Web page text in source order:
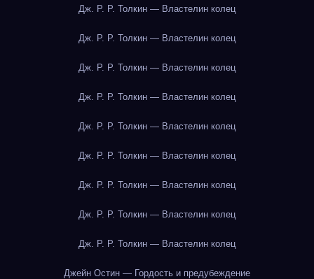
Дж. Р. Р. Толкин — Властелин колец
Дж. Р. Р. Толкин — Властелин колец
Дж. Р. Р. Толкин — Властелин колец
Дж. Р. Р. Толкин — Властелин колец
Дж. Р. Р. Толкин — Властелин колец
Дж. Р. Р. Толкин — Властелин колец
Дж. Р. Р. Толкин — Властелин колец
Дж. Р. Р. Толкин — Властелин колец
Дж. Р. Р. Толкин — Властелин колец
Джейн Остин — Гордость и предубеждение